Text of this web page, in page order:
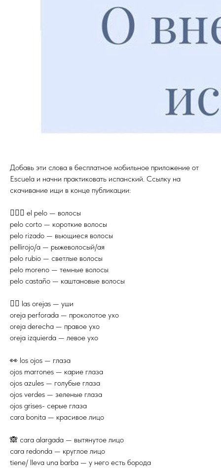
Добавь эти слова в бесплатное мобильное приложение от
Escuela и начни практиковать испанский. Ссылку на
скачивание ищи в конце публикации:
💇🏻‍♀️ el pelo — волосы
pelo corto — короткие волосы
pelo rizado — вьющиеся волосы
pellirojo/a — рыжеволосый/ая
pelo rubio — светлые волосы
pelo moreno — темные волосы
pelo castaño — каштановые волосы
👂🏼 las orejas — уши
oreja perforada — проколотое ухо
oreja derecha — правое ухо
oreja izquierda — левое ухо
👀 los ojos — глаза
ojos marrones — карие глаза
ojos azules — голубые глаза
ojos verdes — зеленые глаза
ojos grises- серые глаза
cara bonita — красивое лицо
🙈 cara alargada — вытянутое лицо
cara redonda — круглое лицо
tiene/ lleva una barba — у него есть борода